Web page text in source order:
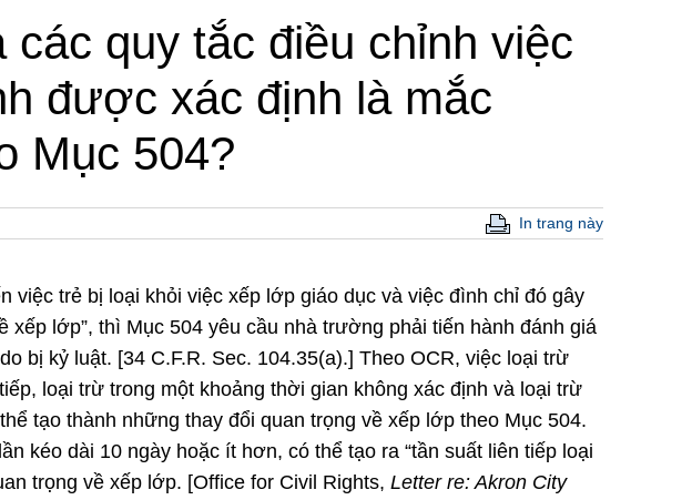
quy tắc điều chỉnh việc
được xác định là mắc
Mục 504?
In trang này
việc trẻ bị loại khỏi việc xếp lớp giáo dục và việc đình chỉ đó gây
xếp lớp”, thì Mục 504 yêu cầu nhà trường phải tiến hành đánh giá
bị kỷ luật. [34 C.F.R. Sec. 104.35(a).] Theo OCR, việc loại trừ
loại trừ trong một khoảng thời gian không xác định và loại trừ
tạo thành những thay đổi quan trọng về xếp lớp theo Mục 504.
kéo dài 10 ngày hoặc ít hơn, có thể tạo ra “tần suất liên tiếp loại
trọng về xếp lớp. [Office for Civil Rights, Letter re: Akron City